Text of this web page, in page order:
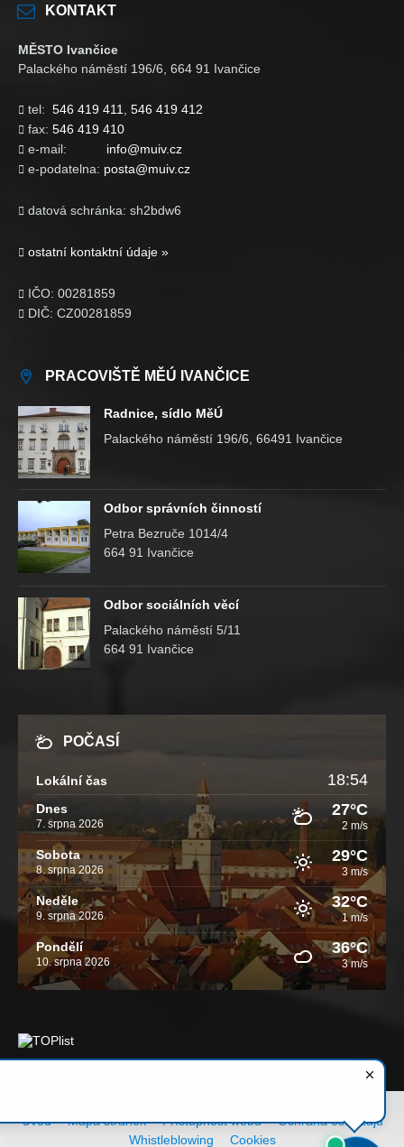
KONTAKT
MĚSTO Ivančice
Palackého náměstí 196/6, 664 91 Ivančice
 tel: 546 419 411 546 419 412
 fax: 546 419 410
 e-mail: info@muiv.cz
 e-podatelna: posta@muiv.cz
 datová schránka: sh2bdw6
 ostatní kontaktní údaje »
 IČO: 00281859
 DIČ: CZ00281859
PRACOVIŠTĚ MĚÚ IVANČICE
Radnice, sídlo MěÚ
Palackého náměstí 196/6, 66491 Ivančice
Odbor správních činností
Petra Bezruče 1014/4
664 91 Ivančice
Odbor sociálních věcí
Palackého náměstí 5/11
664 91 Ivančice
POČASÍ
Lokální čas 18:54
Dnes
7. srpna 2026
27°C
2 m/s
Sobota
8. srpna 2026
29°C
3 m/s
Neděle
9. srpna 2026
32°C
1 m/s
Pondělí
10. srpna 2026
36°C
3 m/s
Úvod Mapa stránek Přístupnost webu
Ochrana os. údajů
Whistleblowing
Cookies